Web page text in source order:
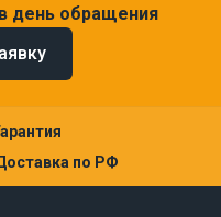
день обращения
по РФ